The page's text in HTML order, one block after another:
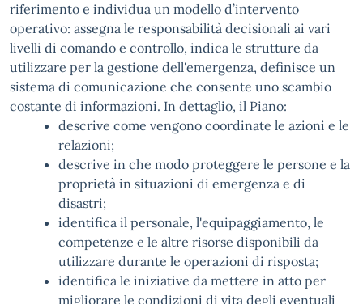
riferimento e individua un modello d’intervento
operativo: assegna le responsabilità decisionali ai vari
livelli di comando e controllo, indica le strutture da
utilizzare per la gestione dell'emergenza, definisce un
sistema di comunicazione che consente uno scambio
costante di informazioni. In dettaglio, il Piano:
descrive come vengono coordinate le azioni e le
relazioni;
descrive in che modo proteggere le persone e la
proprietà in situazioni di emergenza e di
disastri;
identifica il personale, l'equipaggiamento, le
competenze e le altre risorse disponibili da
utilizzare durante le operazioni di risposta;
identifica le iniziative da mettere in atto per
migliorare le condizioni di vita degli eventuali